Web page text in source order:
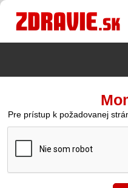
Pre prístup k požadovanej